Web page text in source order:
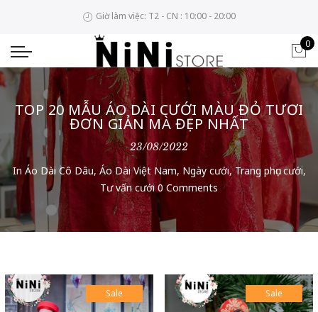
Giờ làm việc: T2 - CN : 10:00 - 20:00
0
TOP 20 MẪU ÁO DÀI CƯỚI MÀU ĐỎ TƯƠI
ĐƠN GIẢN MÀ ĐẸP NHẤT
23/08/2022
In Áo Dài Cô Dâu, Áo Dài Việt Nam, Ngày cưới,Trang phục cưới,
Tư vấn cưới 0 Comments
Sale Sale